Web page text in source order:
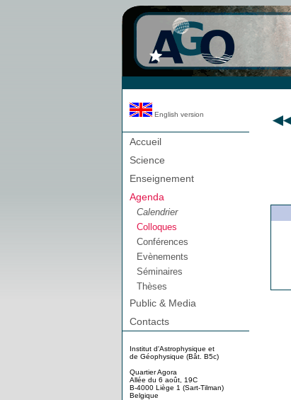
English version
Accueil
Science
Enseignement
Agenda
Calendrier
Colloques
Conférences
Evènements
Séminaires
Thèses
Public & Media
Contacts
Institut d'Astrophysique et
de Géophysique (Bât. B5c)
Quartier Agora
Allée du 6 août, 19C
B-4000 Liège 1 (Sart-Tilman)
Belgique